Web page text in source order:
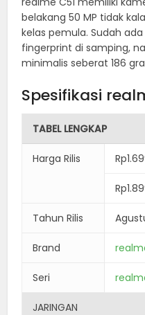
belakang 50 MP tidak
kelas pemula. Sudah
fingerprint di samping,
minimalis seberat 186
Spesifikasi
TABEL LENGKAP
Harga Rilis
Tahun Rilis
Brand
Seri
JARINGAN